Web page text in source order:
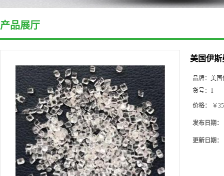
产品展厅
美国伊斯
品牌： 美国
货号： 1
价格： ￥
发布日期：
更新日期：